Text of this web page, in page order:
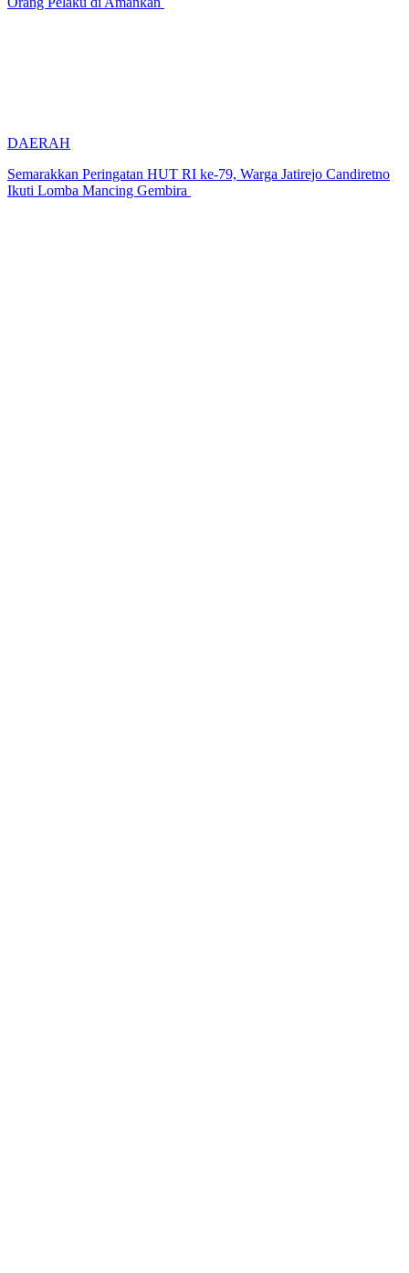
DAERAH
Semarakkan Peringatan HUT RI ke-79, Warga Jatirejo Candiretno
Ikuti Lomba Mancing Gembira